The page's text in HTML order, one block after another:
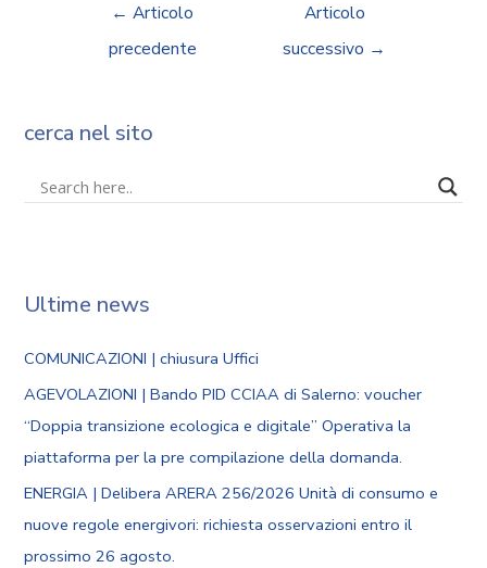
← Articolo
precedente
Articolo
successivo →
cerca nel sito
Ultime news
COMUNICAZIONI | chiusura Uffici
AGEVOLAZIONI | Bando PID CCIAA di Salerno: voucher
“Doppia transizione ecologica e digitale” Operativa la
piattaforma per la pre compilazione della domanda.
ENERGIA | Delibera ARERA 256/2026 Unità di consumo e
nuove regole energivori: richiesta osservazioni entro il
prossimo 26 agosto.